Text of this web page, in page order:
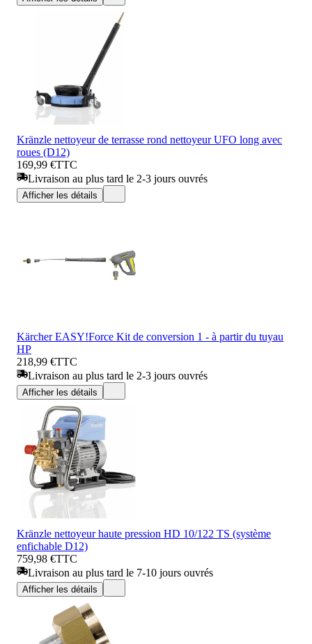
Kränzle nettoyeur de terrasse rond nettoyeur UFO long avec
roues (D12)
169,99 €TTC
Livraison au plus tard le 2-3 jours ouvrés
Afficher les détails
Kärcher EASY!Force Kit de conversion 1 - à partir du tuyau
HP
218,99 €TTC
Livraison au plus tard le 2-3 jours ouvrés
Afficher les détails
Kränzle nettoyeur haute pression HD 10/122 TS (système
enfichable D12)
759,98 €TTC
Livraison au plus tard le 7-10 jours ouvrés
Afficher les détails